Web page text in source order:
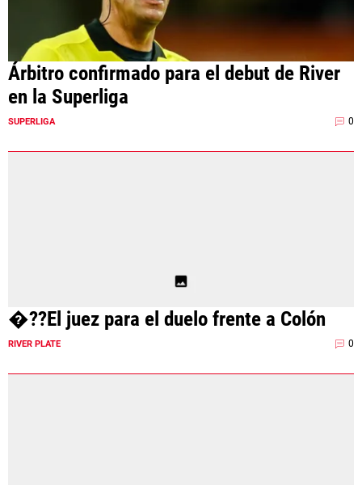
Árbitro confirmado para el debut de River
en la Superliga
SUPERLIGA 0
�??El juez para el duelo frente a Colón
RIVER PLATE 0